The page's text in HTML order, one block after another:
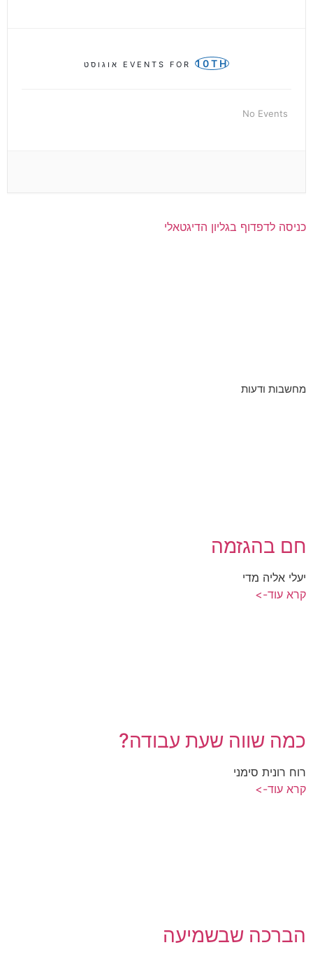
EVENTS FOR 10TH אוגוסט
No Events
כניסה לדפדוף בגליון הדיגטאלי
מחשבות ודעות
חם בהגזמה
יעלי אליה מדי
קרא עוד->
כמה שווה שעת עבודה?
רוח רונית סימני
קרא עוד->
הברכה שבשמיעה